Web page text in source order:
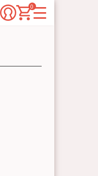
0